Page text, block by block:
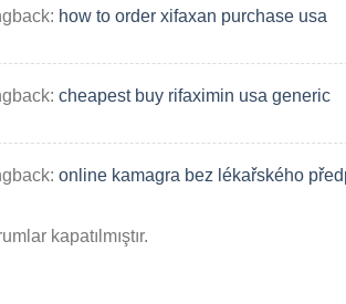
how to order xifaxan purchase usa
cheapest buy rifaximin usa generic
online kamagra bez lékařského
kapatılmıştır.